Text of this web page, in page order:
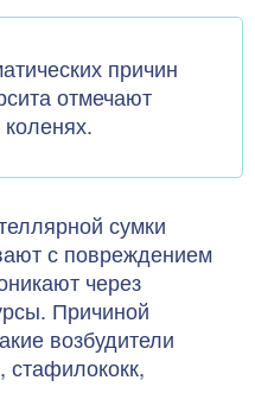
причин
отмечают
сумки
с повреждением
через
Причиной
возбудители
стафилококк,